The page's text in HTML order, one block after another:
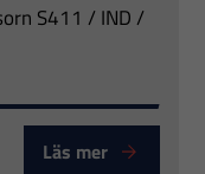
S411 / IND /
DIG IND
Läs mer